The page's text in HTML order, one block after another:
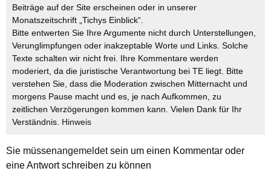
Beiträge auf der Site erscheinen oder in unserer
Monatszeitschrift „Tichys Einblick“.
Bitte entwerten Sie Ihre Argumente nicht durch Unterstellungen,
Verunglimpfungen oder inakzeptable Worte und Links. Solche
Texte schalten wir nicht frei. Ihre Kommentare werden
moderiert, da die juristische Verantwortung bei TE liegt. Bitte
verstehen Sie, dass die Moderation zwischen Mitternacht und
morgens Pause macht und es, je nach Aufkommen, zu
zeitlichen Verzögerungen kommen kann. Vielen Dank für Ihr
Verständnis. Hinweis
Sie müssenangemeldetsein um einen Kommentar oder
eine Antwort schreiben zu können